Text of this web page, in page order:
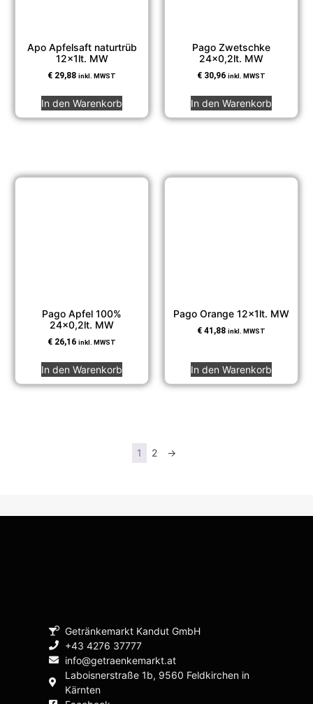
Apo Apfelsaft naturtrüb
12x1lt. MW
€ 29,88 inkl. MWST
In den Warenkorb
Pago Zwetschke
24×0,2lt. MW
€ 30,96 inkl. MWST
In den Warenkorb
Pago Apfel 100%
24×0,2lt. MW
€ 26,16 inkl. MWST
In den Warenkorb
Pago Orange 12x1lt. MW
€ 41,88 inkl. MWST
In den Warenkorb
1 2 →
Getränkemarkt Kandut GmbH
+43 4276 37777
info@getraenkemarkt.at
Laboisnerstraße 1b, 9560 Feldkirchen in
Kärnten